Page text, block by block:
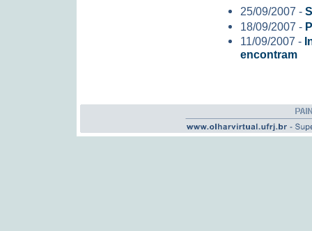
25/09/2007 -
18/09/2007 -
11/09/2007 -
encontram